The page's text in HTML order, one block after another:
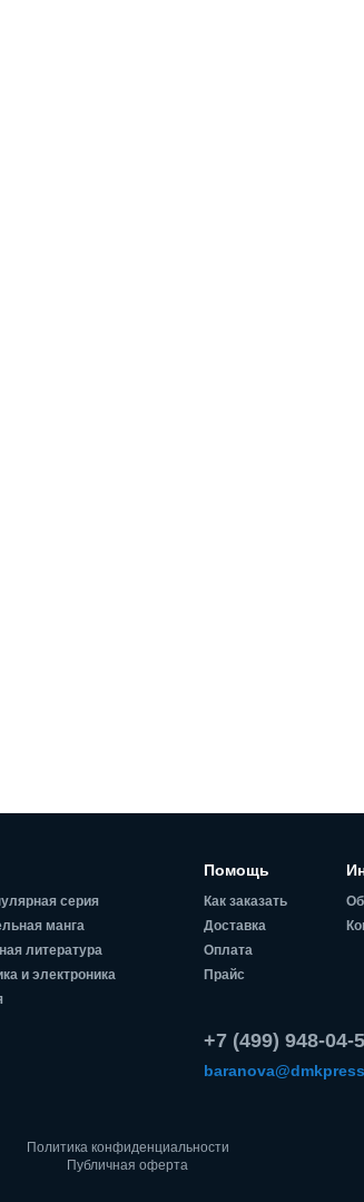
серия
манга
литература
и электроника
Помощь
Как заказать
Доставка
Оплата
Прайс
+7 (499) 948-04-
Политика конфиденциальности
Публичная оферта